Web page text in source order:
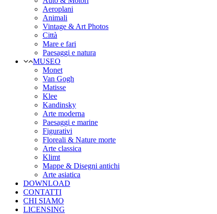
Aeroplani
Animali
Vintage & Art Photos
Città
Mare e fari
Paesaggi e natura
MUSEO
Monet
Van Gogh
Matisse
Klee
Kandinsky
Arte moderna
Paesaggi e marine
Figurativi
Floreali & Nature morte
Arte classica
Klimt
Mappe & Disegni antichi
Arte asiatica
DOWNLOAD
CONTATTI
CHI SIAMO
LICENSING